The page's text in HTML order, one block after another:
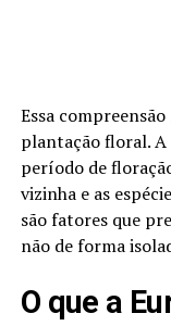
Essa
plantação floral. A
período de
vizinha e as
são fatores que
não de forma
O que a